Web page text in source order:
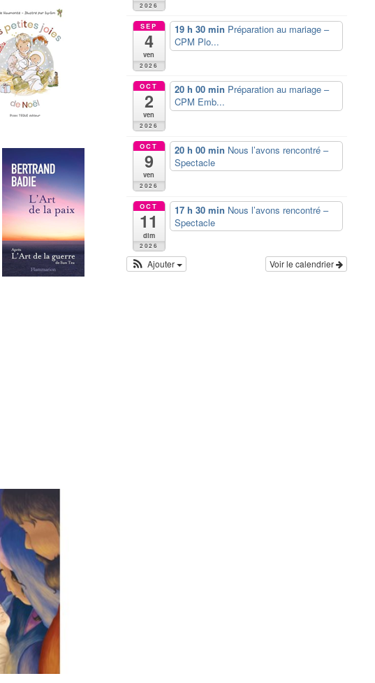
2026
SEP
4
ven
2026
19 h 30 min Préparation au mariage –
CPM Plo...
OCT
2
ven
2026
20 h 00 min Préparation au mariage –
CPM Emb...
OCT
9
ven
2026
20 h 00 min Nous l’avons rencontré –
Spectacle
OCT
11
dim
2026
17 h 30 min Nous l’avons rencontré –
Spectacle
Voir le calendrier
Ajouter